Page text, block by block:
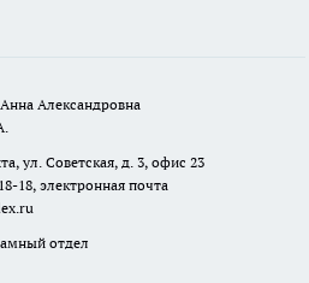
Александровна
ул. Советская, д. 3, офис 23
18, электронная почта
отдел